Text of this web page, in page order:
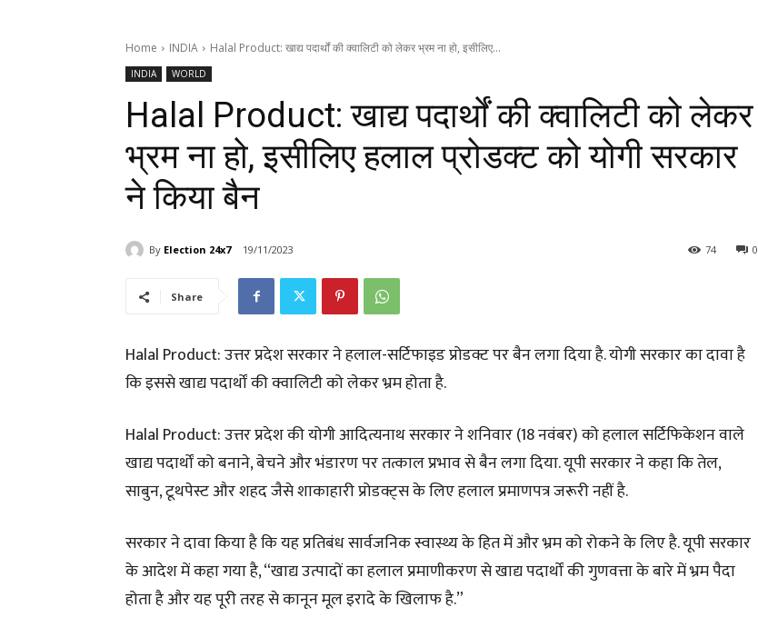
Home INDIA Halal Product: खाद्य पदार्थों की क्वालिटी को लेकर भ्रम ना हो, इसीलिए...
INDIA WORLD
Halal Product: खाद्य पदार्थों की क्वालिटी को लेकर
भ्रम ना हो, इसीलिए हलाल प्रोडक्ट को योगी सरकार
ने किया बैन
By Election 24x7 19/11/2023 0
74
Share
Halal Product: उत्तर प्रदेश सरकार ने हलाल-सर्टिफाइड प्रोडक्ट पर बैन लगा दिया है. योगी सरकार का दावा है
कि इससे खाद्य पदार्थों की क्वालिटी को लेकर भ्रम होता है.
Halal Product: उत्तर प्रदेश की योगी आदित्यनाथ सरकार ने शनिवार (18 नवंबर) को हलाल सर्टिफिकेशन वाले
खाद्य पदार्थों को बनाने, बेचने और भंडारण पर तत्काल प्रभाव से बैन लगा दिया. यूपी सरकार ने कहा कि तेल,
साबुन, टूथपेस्ट और शहद जैसे शाकाहारी प्रोडक्ट्स के लिए हलाल प्रमाणपत्र जरूरी नहीं है.
सरकार ने दावा किया है कि यह प्रतिबंध सार्वजनिक स्वास्थ्य के हित में और भ्रम को रोकने के लिए है. यूपी सरकार
के आदेश में कहा गया है, “खाद्य उत्पादों का हलाल प्रमाणीकरण से खाद्य पदार्थों की गुणवत्ता के बारे में भ्रम पैदा
होता है और यह पूरी तरह से कानून मूल इरादे के खिलाफ है.”